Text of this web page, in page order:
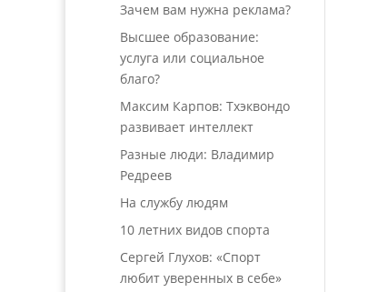
Зачем вам нужна реклама?
Высшее образование:
услуга или социальное
благо?
Максим Карпов: Тхэквондо
развивает интеллект
Разные люди: Владимир
Редреев
На службу людям
10 летних видов спорта
Сергей Глухов: «Спорт
любит уверенных в себе»